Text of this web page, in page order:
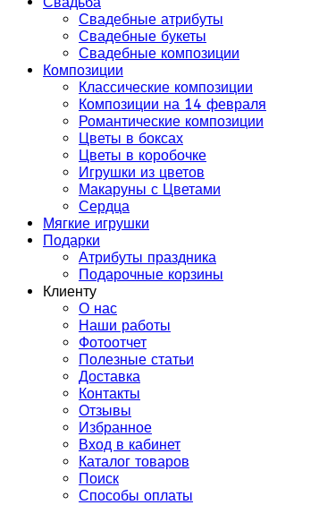
Свадебные атрибуты
Свадебные букеты
Свадебные композиции
Композиции
Классические композиции
Композиции на 14 февраля
Романтические композиции
Цветы в боксах
Цветы в коробочке
Игрушки из цветов
Макаруны с Цветами
Сердца
Мягкие игрушки
Подарки
Атрибуты праздника
Подарочные корзины
Клиенту
О нас
Наши работы
Фотоотчет
Полезные статьи
Доставка
Контакты
Отзывы
Избранное
Вход в кабинет
Каталог товаров
Поиск
Способы оплаты